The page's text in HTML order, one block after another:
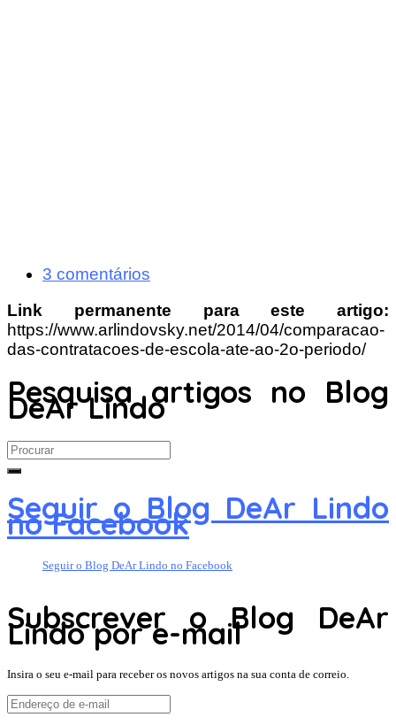
3 comentários
Link permanente para este artigo:
https://www.arlindovsky.net/2014/04/comparacao-
das-contratacoes-de-escola-ate-ao-2o-periodo/
Pesquisa artigos no Blog
DeAr Lindo
Search
for:
Seguir o Blog DeAr Lindo
no Facebook
Seguir o Blog DeAr Lindo no Facebook
Subscrever o Blog DeAr
Lindo por e-mail
Insira o seu e-mail para receber os novos artigos na sua conta de correio.
Endereço
de